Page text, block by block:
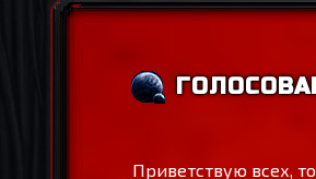
Приветствую всех,